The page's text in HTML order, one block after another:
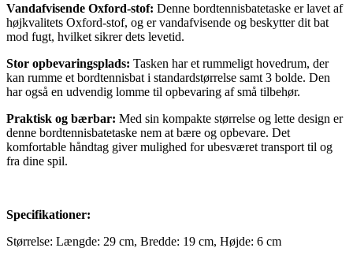
Vandafvisende Oxford-stof: Denne bordtennisbatetaske er lavet af
højkvalitets Oxford-stof, og er vandafvisende og beskytter dit bat
mod fugt, hvilket sikrer dets levetid.
Stor opbevaringsplads: Tasken har et rummeligt hovedrum, der
kan rumme et bordtennisbat i standardstørrelse samt 3 bolde. Den
har også en udvendig lomme til opbevaring af små tilbehør.
Praktisk og bærbar: Med sin kompakte størrelse og lette design er
denne bordtennisbatetaske nem at bære og opbevare. Det
komfortable håndtag giver mulighed for ubesværet transport til og
fra dine spil.
Specifikationer:
Størrelse: Længde: 29 cm, Bredde: 19 cm, Højde: 6 cm